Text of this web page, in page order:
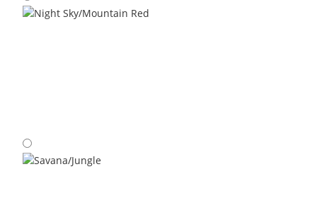
Night Sky/Mountain Red